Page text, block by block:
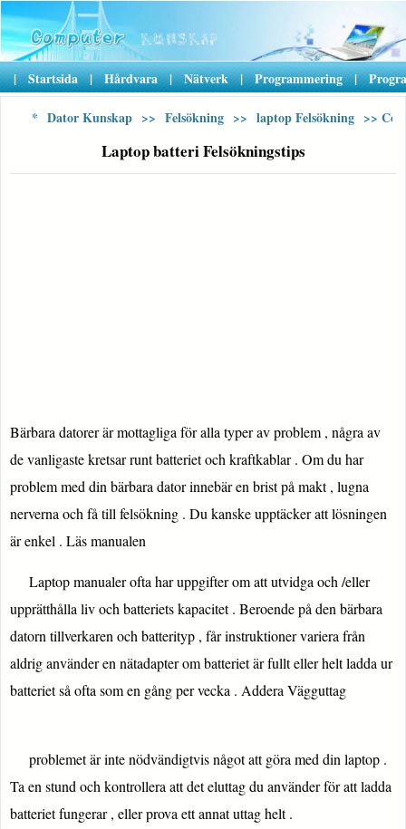
| Startsida | Hårdvara | Nätverk | Programmering |
* Dator Kunskap >> Felsökning >> laptop Felsökning >>
Laptop batteri Felsökningstips
Bärbara datorer är mottagliga för alla typer av problem , några av
de vanligaste kretsar runt batteriet och kraftkablar . Om du har
problem med din bärbara dator innebär en brist på makt , lugna
nerverna och få till felsökning . Du kanske upptäcker att lösningen
är enkel . Läs manualen
Laptop manualer ofta har uppgifter om att utvidga och /eller
upprätthålla liv och batteriets kapacitet . Beroende på den bärbara
datorn tillverkaren och batterityp , får instruktioner variera från
aldrig använder en nätadapter om batteriet är fullt eller helt ladda ur
batteriet så ofta som en gång per vecka . Addera Vägguttag
problemet är inte nödvändigtvis något att göra med din laptop .
Ta en stund och kontrollera att det eluttag du använder för att ladda
batteriet fungerar , eller prova ett annat uttag helt .